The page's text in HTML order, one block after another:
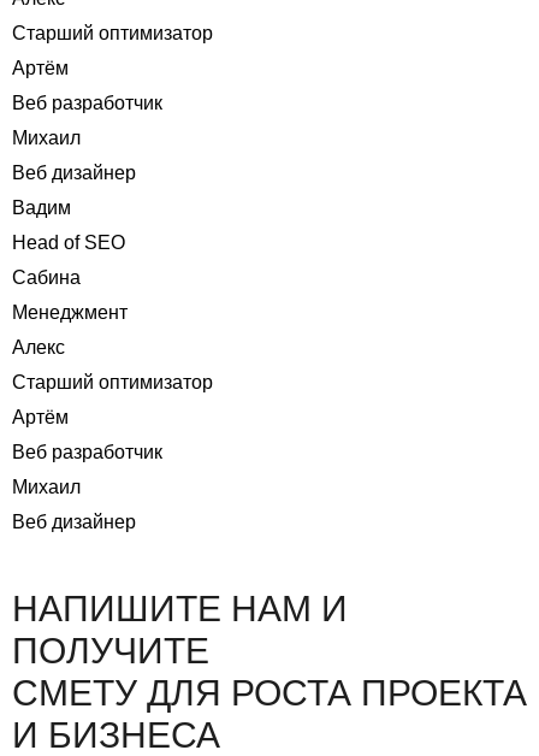
Старший оптимизатор
Артём
Веб разработчик
Михаил
Веб дизайнер
Вадим
Head of SEO
Сабина
Менеджмент
Алекс
Старший оптимизатор
Артём
Веб разработчик
Михаил
Веб дизайнер
НАПИШИТЕ НАМ И
ПОЛУЧИТЕ
СМЕТУ ДЛЯ РОСТА ПРОЕКТА
И БИЗНЕСА